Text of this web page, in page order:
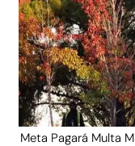
Meta Pagará Multa